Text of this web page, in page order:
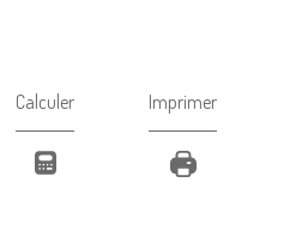
Calculer Imprimer